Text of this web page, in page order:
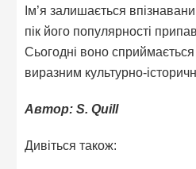
Ім’я залишається
пік його популярності
Сьогодні воно
виразним культурно-
Автор: S. Quill
Дивіться також: